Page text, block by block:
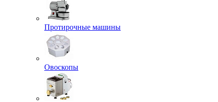
Протирочные машины
Овоскопы